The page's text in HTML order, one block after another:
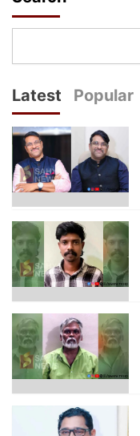
Latest Popular